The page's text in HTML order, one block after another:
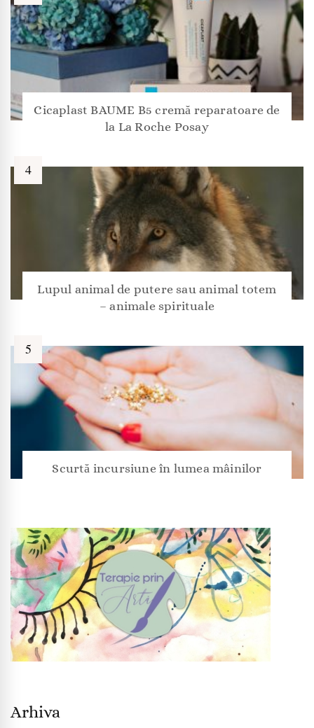
Cicaplast BAUME B5 cremă reparatoare de
la La Roche Posay
Lupul animal de putere sau animal totem
– animale spirituale
Scurtă incursiune în lumea mâinilor
Arhiva